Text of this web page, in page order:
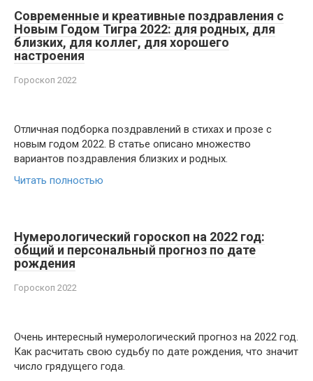
Современные и креативные поздравления с
Новым Годом Тигра 2022: для родных, для
близких, для коллег, для хорошего
настроения
Гороскоп 2022
Отличная подборка поздравлений в стихах и прозе с
новым годом 2022. В статье описано множество
вариантов поздравления близких и родных.
Читать полностью
Нумерологический гороскоп на 2022 год:
общий и персональный прогноз по дате
рождения
Гороскоп 2022
Очень интересный нумерологический прогноз на 2022 год.
Как расчитать свою судьбу по дате рождения, что значит
число грядущего года.